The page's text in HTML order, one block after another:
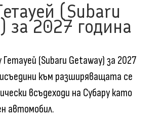
(Subaru
за 2027 година
(Subaru Getaway) за 2027
към разширяващата се
всъдеходи на Субару като
автомобил.